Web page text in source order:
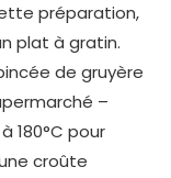
préparation,
plat à gratin.
de gruyère
–
180°C pour
croûte